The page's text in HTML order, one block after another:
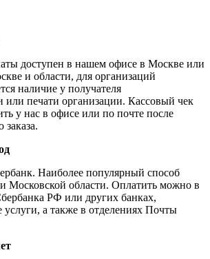
доступен в нашем офисе в Москве или
и области, для организаций
наличие у получателя
или печати организации. Кассовый чек
у нас в офисе или по почте после
Наиболее популярный способ
Московской области. Оплатить можно в
РФ или других банках,
а также в отделениях Почты